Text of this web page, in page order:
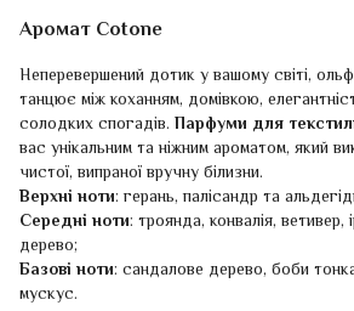
Аромат Cotone
Неперевершений дотик у вашому світі,
танцює між коханням, домівкою,
солодких спогадів. Парфуми для
вас унікальним та ніжним ароматом, який
чистої, випраної вручну білизни.
Верхні ноти: герань, палісандр та
Середні ноти: троянда, конвалія, ветивер,
дерево;
Базові ноти: сандалове дерево, боби
мускус.